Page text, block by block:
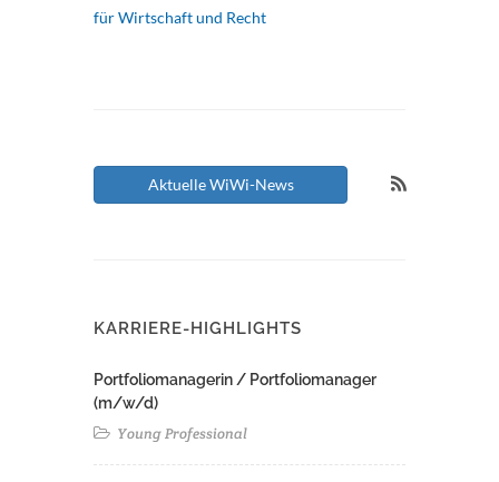
für Wirtschaft und Recht
Aktuelle WiWi-News
KARRIERE-HIGHLIGHTS
Portfoliomanagerin / Portfoliomanager
(m/w/d)
Young Professional